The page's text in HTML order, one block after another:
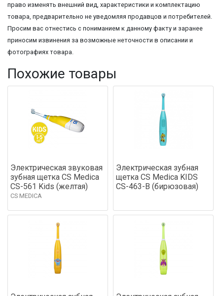
право изменять внешний вид, характеристики и комплектацию
товара, предварительно не уведомляя продавцов и потребителей.
Просим вас отнестись с пониманием к данному факту и заранее
приносим извинения за возможные неточности в описании и
фотографиях товара.
Похожие товары
Электрическая звуковая
зубная щетка CS Medica
CS-561 Kids (желтая)
CS MEDICA
Электрическая зубная
щетка CS Medica KIDS
CS-463-B (бирюзовая)